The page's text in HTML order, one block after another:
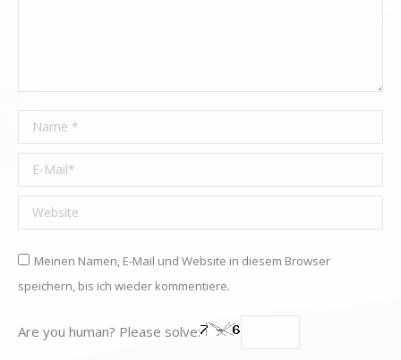
Name *
E-Mail *
Website
Meinen Namen, E-Mail und Website in diesem Browser
speichern, bis ich wieder kommentiere.
Are you human? Please solve: